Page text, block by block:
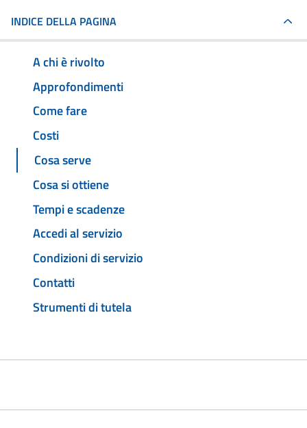
INDICE DELLA PAGINA
A chi è rivolto
Approfondimenti
Come fare
Costi
Cosa serve
Cosa si ottiene
Tempi e scadenze
Accedi al servizio
Condizioni di servizio
Contatti
Strumenti di tutela